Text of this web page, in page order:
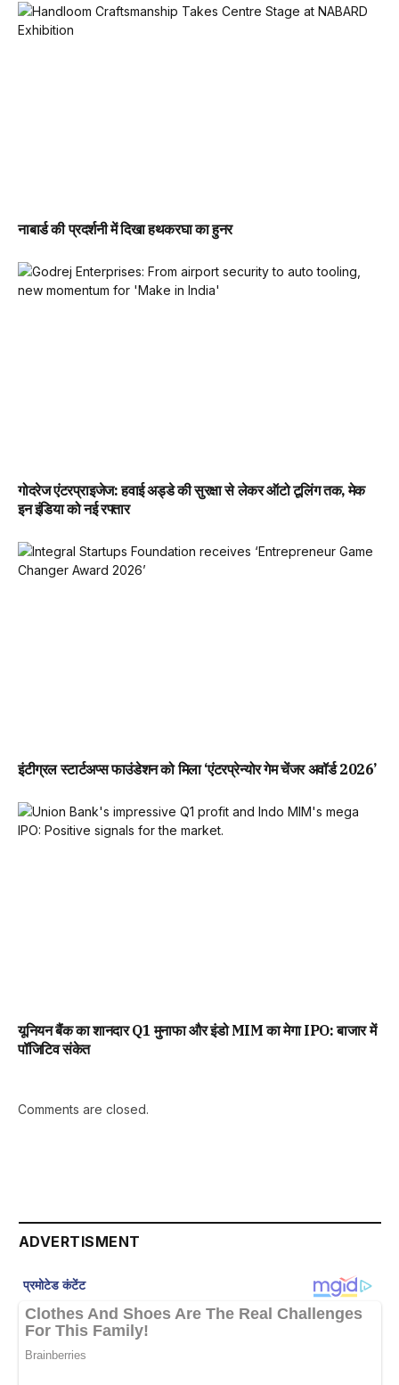
नाबार्ड की प्रदर्शनी में दिखा हथकरघा का हुनर
गोदरेज एंटरप्राइजेज: हवाई अड्डे की सुरक्षा से लेकर ऑटो टूलिंग तक, मेक
इन इंडिया को नई रफ्तार
इंटीग्रल स्टार्टअप्स फाउंडेशन को मिला ‘एंटरप्रेन्योर गेम चेंजर अवॉर्ड 2026’
यूनियन बैंक का शानदार Q1 मुनाफा और इंडो MIM का मेगा IPO: बाजार में
पॉजिटिव संकेत
Comments are closed.
ADVERTISMENT